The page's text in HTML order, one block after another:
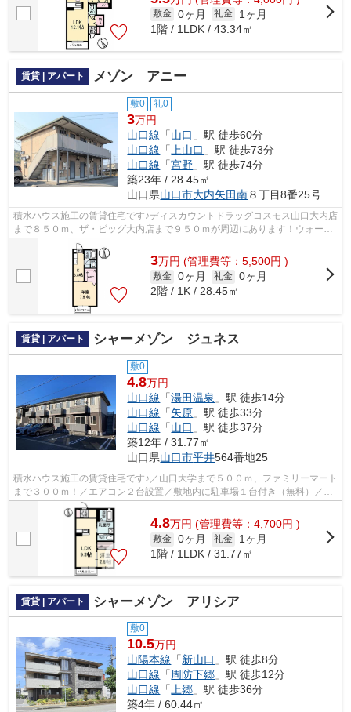
敷金 0ヶ月 礼金
1ヶ月
1階 / 1LDK / 43.34㎡
賃貸 | アパート メゾン アニー
敷0 礼0
3万円
山口線 「山口 」駅 徒歩60分
山口線 「 上山口 」駅 徒歩73分
山口線 「宮野 」駅 徒歩74分
築23年 / 28.45㎡
山口県山口市大内矢田南８丁目8番25号
積水ハウス施工の賃貸住宅です♪ディスカウントドラッグコスモス山口大内店
まで８５０ｍ、ザ・ビッグ大内店まで９５０ｍが周辺にあります！ウォーク
インクローゼット付き！駐車場１台無...
3万円 (管理費等：5,500円 )
敷金 0ヶ月 礼金 0ヶ月
2階 / 1K / 28.45㎡
賃貸 | アパート シャーメゾン ジュネス
敷0
4.8万円
山口線 「湯田温泉 」駅 徒歩14分
山口線 「矢原 」駅 徒歩33分
山口線 「山口 」駅 徒歩37分
築12年 / 31.77㎡
山口県山口市平井564番地25
積水ハウス施工の賃貸住宅です♪／山口大学まで５００ｍ、ファミリーマート
まで３００ｍ！／エアコン２台設置／敷地内に駐車場１台付き（無料）／防
犯重視の玄関ドア、１キー２ロック採...
4.8万円 (管理費等：4,700円 )
敷金 0ヶ月 礼金
1ヶ月
1階 / 1LDK / 31.77㎡
賃貸 | アパート シャーメゾン アリシア
敷0
10.5万円
山陽本線 「新山口 」駅 徒歩8分
山口線 「周防下郷 」駅 徒歩12分
山口線 「上郷 」駅 徒歩36分
築4年 / 60.44㎡